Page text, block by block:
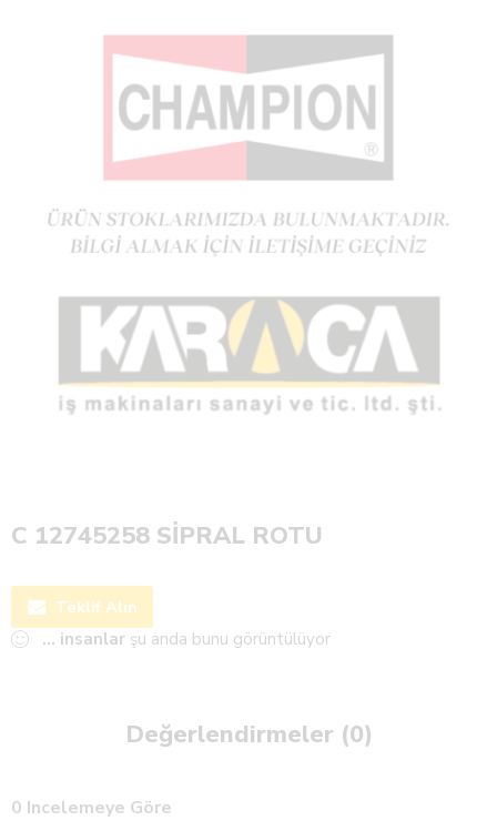
C 12745258 SİPRAL ROTU
Teklif Alın
... insanlar şu anda bunu görüntülüyor
Değerlendirmeler (0)
0 Incelemeye Göre